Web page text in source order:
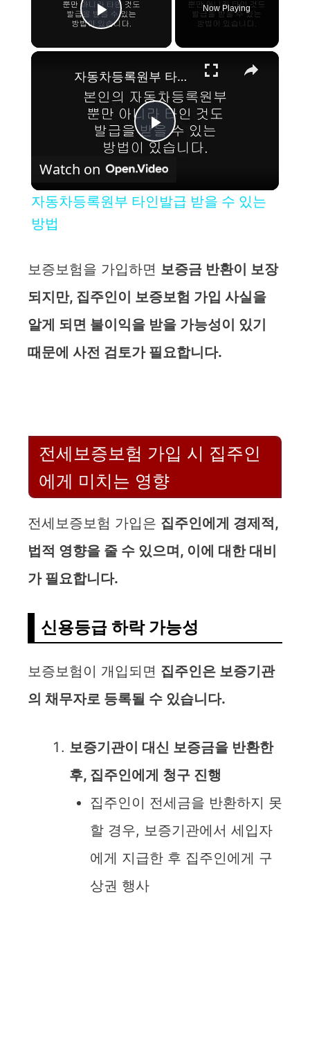
Play Video
Now Playing
×
P
y
V
i
e
o
자동차등록원부 타인발급 받을 수 있는 방법
Watch on
자동차등록원부 타인발급 받을 수 있는
방법
보증보험을 가입하면 보증금 반환이 보장
되지만, 집주인이 보증보험 가입 사실을
알게 되면 불이익을 받을 가능성이 있기
때문에 사전 검토가 필요합니다.
전세보증보험 가입 시 집주인
에게 미치는 영향
전세보증보험 가입은 집주인에게 경제적,
법적 영향을 줄 수 있으며, 이에 대한 대비
가 필요합니다.
신용등급 하락 가능성
보증보험이 개입되면 집주인은 보증기관
의 채무자로 등록될 수 있습니다.
보증기관이 대신 보증금을 반환한
후, 집주인에게 청구 진행
집주인이 전세금을 반환하지 못
할 경우, 보증기관에서 세입자
에게 지급한 후 집주인에게 구
상권 행사